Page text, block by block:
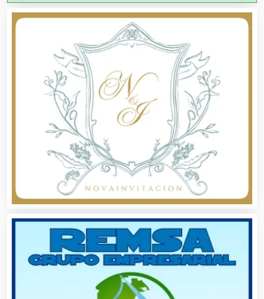
Albercas
Alimentos
Almacenaje
Alquiler de Autos
Alquiler de Equipos para Fiestas
Alquiler de Sillas y Mesas